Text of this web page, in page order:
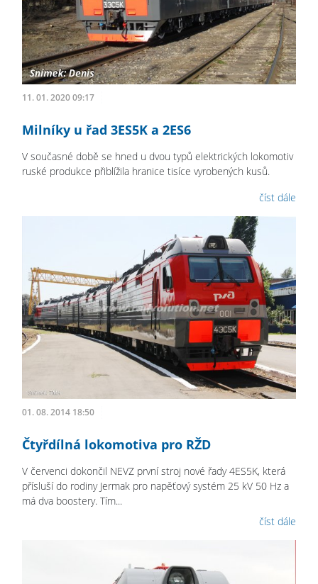
11. 01. 2020 09:17
Milníky u řad 3ES5K a 2ES6
V současné době se hned u dvou typů elektrických lokomotiv
ruské produkce přiblížila hranice tisíce vyrobených kusů.
číst dále
01. 08. 2014 18:50
Čtyřdílná lokomotiva pro RŽD
V červenci dokončil NEVZ první stroj nové řady 4ES5K, která
přísluší do rodiny Jermak pro napěťový systém 25 kV 50 Hz a
má dva boostery. Tím...
číst dále